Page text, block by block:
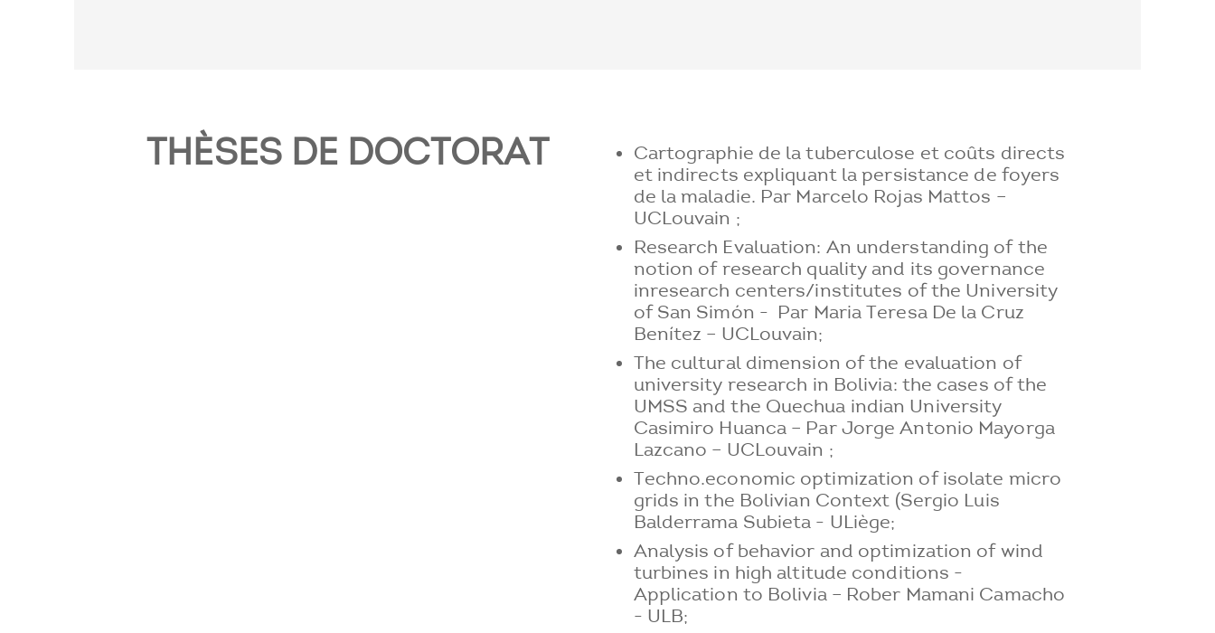
THÈSES DE DOCTORAT
Cartographie de la tuberculose et coûts directs
et indirects expliquant la persistance de foyers
de la maladie. Par Marcelo Rojas Mattos –
UCLouvain ;
Research Evaluation: An understanding of the
notion of research quality and its governance
inresearch centers/institutes of the University
of San Simón - Par Maria Teresa De la Cruz
Benítez – UCLouvain;
The cultural dimension of the evaluation of
university research in Bolivia: the cases of the
UMSS and the Quechua indian University
Casimiro Huanca – Par Jorge Antonio Mayorga
Lazcano – UCLouvain ;
Techno.economic optimization of isolate micro
grids in the Bolivian Context (Sergio Luis
Balderrama Subieta - ULiège;
Analysis of behavior and optimization of wind
turbines in high altitude conditions -
Application to Bolivia – Rober Mamani Camacho
- ULB;